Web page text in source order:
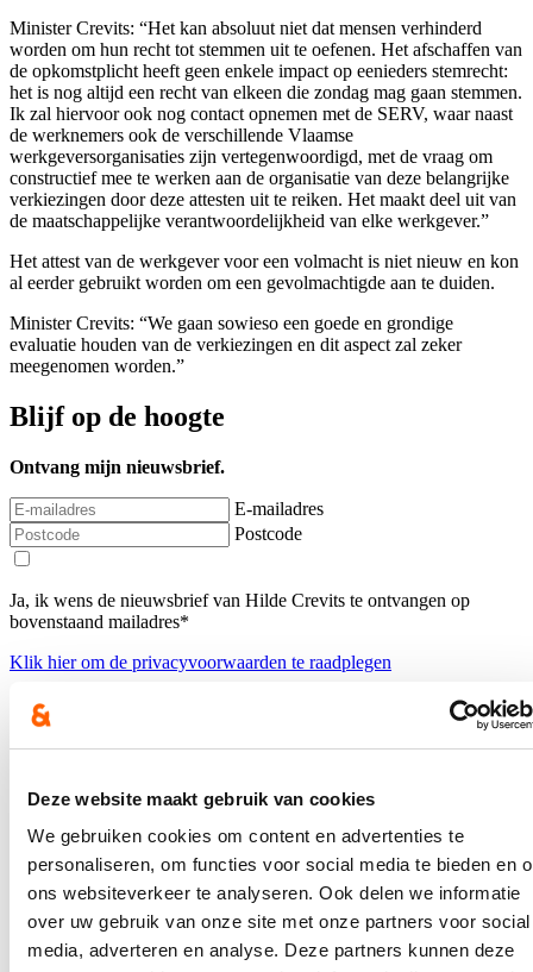
Deze website maakt gebruik van cookies
We gebruiken cookies om content en advertenties te
personaliseren, om functies voor social media te bieden en
ons websiteverkeer te analyseren. Ook delen we informatie
over uw gebruik van onze site met onze partners voor social
media, adverteren en analyse. Deze partners kunnen deze
Minister Crevits: “Het kan absoluut niet dat mensen verhinderd
worden om hun recht tot stemmen uit te oefenen. Het afschaffen van
de opkomstplicht heeft geen enkele impact op eenieders stemrecht:
het is nog altijd een recht van elkeen die zondag mag gaan stemmen.
Ik zal hiervoor ook nog contact opnemen met de SERV, waar naast
de werknemers ook de verschillende Vlaamse
werkgeversorganisaties zijn vertegenwoordigd, met de vraag om
constructief mee te werken aan de organisatie van deze belangrijke
verkiezingen door deze attesten uit te reiken. Het maakt deel uit van
de maatschappelijke verantwoordelijkheid van elke werkgever.”
Het attest van de werkgever voor een volmacht is niet nieuw en kon
al eerder gebruikt worden om een gevolmachtigde aan te duiden.
Minister Crevits: “We gaan sowieso een goede en grondige
evaluatie houden van de verkiezingen en dit aspect zal zeker
meegenomen worden.”
Blijf op de hoogte
Ontvang mijn nieuwsbrief.
E-mailadres
Postcode
Ja, ik wens de nieuwsbrief van Hilde Crevits te ontvangen op
bovenstaand mailadres*
Klik hierom de privacyvoorwaarden te raadplegen
Nieuws
Aantal meldingen van agressief of ongewenst gedrag
stijgt fors binnen Vlaamse overheid: nieuwe regeling
dat dossiers tijdelijk kan opschorten in geval van
agressie voortaan van kracht
22/07/26